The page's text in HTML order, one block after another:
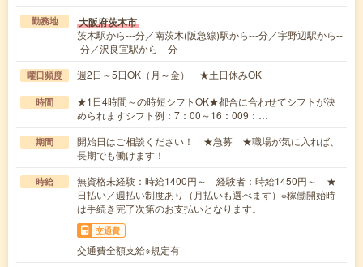
勤務地 大阪府茨木市
茨木駅から---分／南茨木(阪急線)駅から---分／宇野辺駅から--
-分／沢良宜駅から---分
曜日頻度 週2日～5日OK（月～金） ★土日休みOK
時間
★1日4時間～の時短シフトOK★都合に合わせてシフトが決
められますシフト例：7：00～16：009：…
期間
開始日はご相談ください！ ★急募 ★職場が気に入れば、
長期でも働けます！
時給
無資格未経験：時給1400円～ 経験者：時給1450円～ ★
日払い／週払い制度あり（月払いも選べます）※稼働開始時
は手続き完了次第のお支払いとなります。
交通費
交通費全額支給※規定有